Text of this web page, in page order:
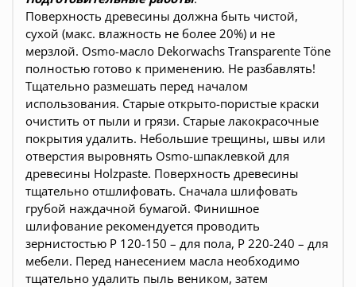
Поверхность древесины должна быть чистой,
сухой (макс. влажность не более 20%) и не
мерзлой. Osmo-масло Dekorwachs Transparente Töne
полностью готово к применению. Не разбавлять!
Тщательно размешать перед началом
использования. Старые открыто-пористые краски
очистить от пыли и грязи. Старые лакокрасочные
покрытия удалить. Небольшие трещины, швы или
отверстия выровнять Osmo-шпаклевкой для
древесины Holzpaste. Поверхность древесины
тщательно отшлифовать. Сначала шлифовать
грубой наждачной бумагой. Финишное
шлифование рекомендуется проводить
зернистостью Р 120-150 – для пола, Р 220-240 – для
мебели. Перед нанесением масла необходимо
тщательно удалить пыль веником, затем